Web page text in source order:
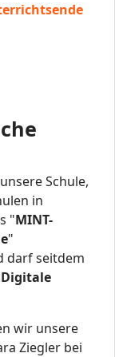
Schule,
in
"MINT-
"
darf seitdem
Digitale
wir unsere
Ziegler bei